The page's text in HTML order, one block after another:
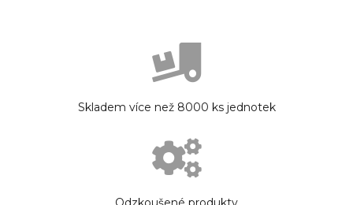
Skladem více než 8000 ks jednotek